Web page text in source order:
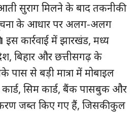
सुराग मिलने के बाद तकनीकी
के आधार पर अलग-अलग
इस कार्रवाई में झारखंड, मध्य
बिहार और छत्तीसगढ़ के
पास से बड़ी मात्रा में मोबाइल
सिम कार्ड, बैंक पासबुक और
जब्त किए गए हैं, जिसकी कुल